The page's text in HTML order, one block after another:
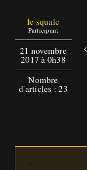
le squale
Participant
21 novembre
2017 à 0h38
Nombre
d'articles : 23